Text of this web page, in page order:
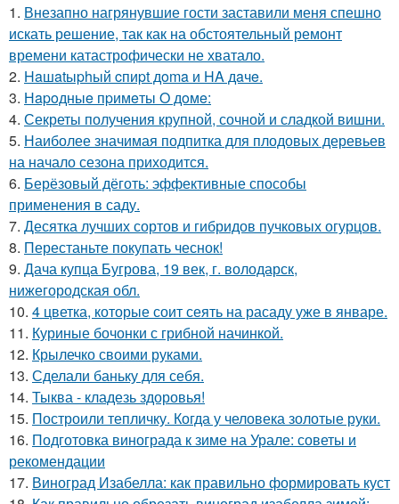
1. Внезапно нагрянувшие гости заставили меня спешно
искать решение, так как на обстоятельный ремонт
времени катастрофически не хватало.
2. Haшatыphый cпиpt дoma и HA дaчe.
3. Нapoдныe пpимeты O дoмe:
4. Секреты получения крупной, сочной и сладкой вишни.
5. Наиболее значимая подпитка для плодовых деревьев
на начало сезона приходится.
6. Берёзовый дёготь: эффективные способы
применения в саду.
7. Десятка лучших сортов и гибридов пучковых огурцов.
8. Перестаньте покупать чеснок!
9. Дача купца Бугрова, 19 век, г. володарск,
нижегородская обл.
10. 4 цветка, которые соит сеять на расаду уже в январе.
11. Куриные бочонки с грибной начинкой.
12. Крылечко своими руками.
13. Сделали баньку для себя.
14. Тыква - кладезь здоровья!
15. Построили тепличку. Когда у человека золотые руки.
16. Подготовка винограда к зиме на Урале: советы и
рекомендации
17. Виноград Изабелла: как правильно формировать куст